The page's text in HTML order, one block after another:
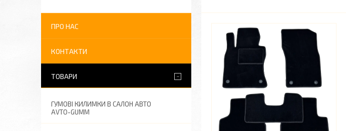
ПРО НАС
КОНТАКТИ
ТОВАРИ
ГУМОВІ КИЛИМКИ В САЛОН АВТО
AVTO-GUMM